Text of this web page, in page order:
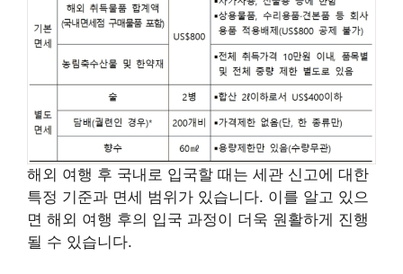
해외 여행 후 국내로 입국할 때는 세관 신고에 대한
특정 기준과 면세 범위가 있습니다. 이를 알고 있으
면 해외 여행 후의 입국 과정이 더욱 원활하게 진행
될 수 있습니다.